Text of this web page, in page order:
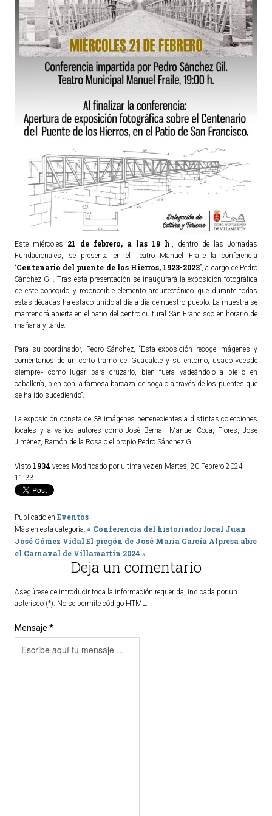
TURISMO
Historia
Qué ver
Dónde dormir
Dónde comer
Artesanía
Entorno
Callejero
HORARIOS
PUBLICACIONES
ACTUALIDAD
Este miércoles 21 de febrero, a las 19 h., dentro de las Jornadas
Fundacionales, se presenta en el Teatro Manuel Fraile la conferencia
“Centenario del puente de los Hierros, 1923-2023”, a cargo de Pedro
Sánchez Gil. Tras esta presentación se inaugurará la exposición fotográfica
de este conocido y reconocible elemento arquitectónico que durante todas
estas décadas ha estado unido al día a día de nuestro pueblo. La muestra se
mantendrá abierta en el patio del centro cultural San Francisco en horario de
mañana y tarde.
Para su coordinador, Pedro Sánchez, “Esta exposición recoge imágenes y
comentarios de un corto tramo del Guadalete y su entorno, usado «desde
siempre» como lugar para cruzarlo, bien fuera vadeándolo a pie o en
caballería, bien con la famosa barcaza de soga o a través de los puentes que
se ha ido sucediendo”.
La exposición consta de 38 imágenes pertenecientes a distintas colecciones
locales y a varios autores como José Bernal, Manuel Coca, Flores, José
Jiménez, Ramón de la Rosa o el propio Pedro Sánchez Gil.
Visto 1934 veces Modificado por última vez en Martes, 20 Febrero 2024
11:33
Publicado en Eventos
Más en esta categoría: « Conferencia del historiador local Juan
José Gómez Vidal El pregón de José María García Alpresa abre
el Carnaval de Villamartín 2024 »
Deja un comentario
Asegúrese de introducir toda la información requerida, indicada por un
asterisco (*). No se permite código HTML.
Mensaje *